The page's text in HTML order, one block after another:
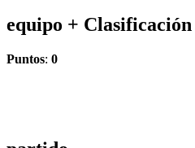
equipo + Clasificación
Puntos: 0